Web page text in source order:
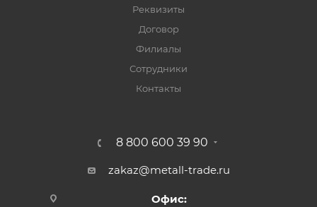
Реквизиты
Договор
Филиалы
Сотрудники
Контакты
8 800 600 39 90
zakaz@metall-trade.ru
Офис: